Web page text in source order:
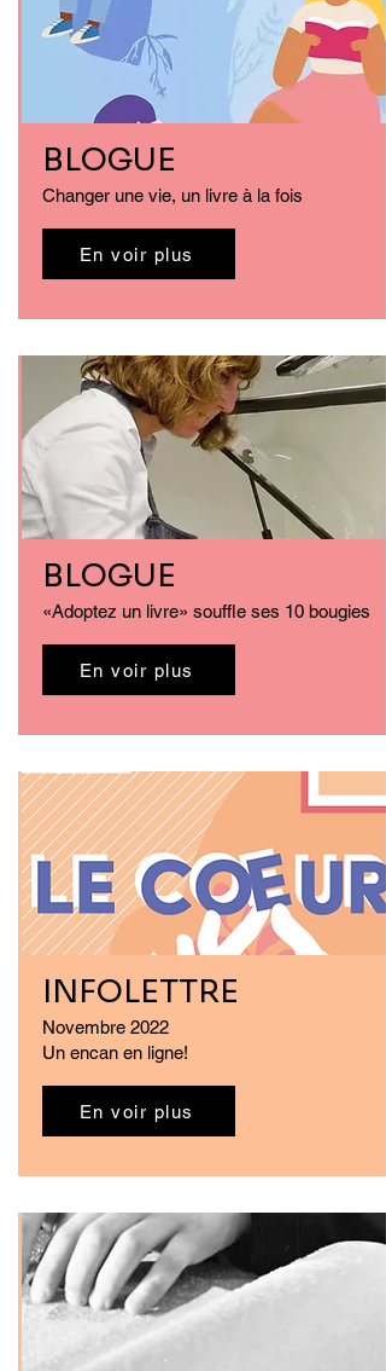
BLOGUE
Changer une vie, un livre à la fois
En voir plus
BLOGUE
«Adoptez un livre» souffle ses 10 bougies
En voir plus
INFOLETTRE
Novembre 2022
Un encan en ligne!
En voir plus